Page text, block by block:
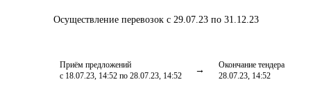
Осуществление перевозок с 29.07.23 по 31.12.23
Приём предложений
с 18.07.23, 14:52 по 28.07.23, 14:52
Окончание тендера
28.07.23, 14:52